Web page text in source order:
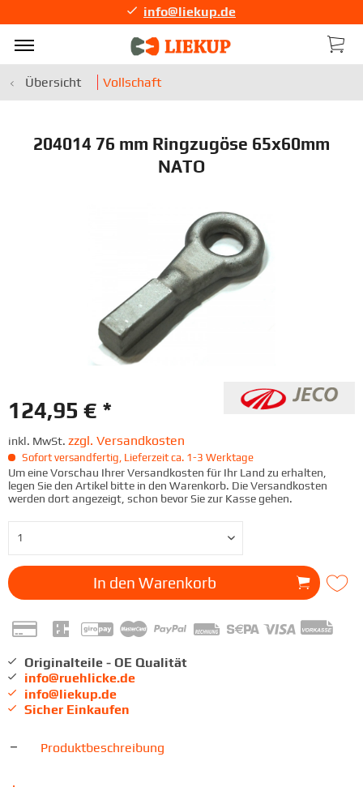
info@liekup.de
Übersicht Vollschaft
204014 76 mm Ringzugöse 65x60mm
NATO
124,95 € *
inkl. MwSt. zzgl. Versandkosten
Sofort versandfertig, Lieferzeit ca. 1-3 Werktage
Um eine Vorschau Ihrer Versandkosten für Ihr Land zu erhalten,
legen Sie den Artikel bitte in den Warenkorb. Die Versandkosten
werden dort angezeigt, schon bevor Sie zur Kasse gehen.
In den Warenkorb
Originalteile - OE Qualität
info@ruehlicke.de
info@liekup.de
Sicher Einkaufen
Produktbeschreibung
.